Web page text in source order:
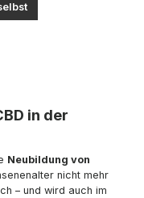
in der
Neubildung von
nicht mehr
– und wird auch im